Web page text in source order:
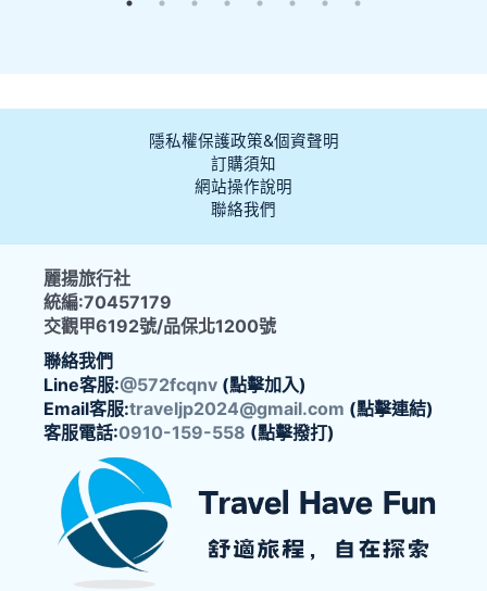
隱私權保護政策&個資聲明
訂購須知
網站操作說明
聯絡我們
麗揚旅行社
統編:70457179
交觀甲6192號/品保北1200號
聯絡我們
Line客服:@572fcqnv (點擊加入)
Email客服:traveljp2024@gmail.com (點擊連結)
客服電話:0910-159-558 (點擊撥打)